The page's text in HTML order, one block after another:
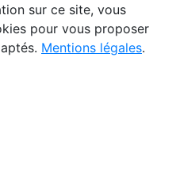
sur ce site, vous
pour vous proposer
Mentions légales.